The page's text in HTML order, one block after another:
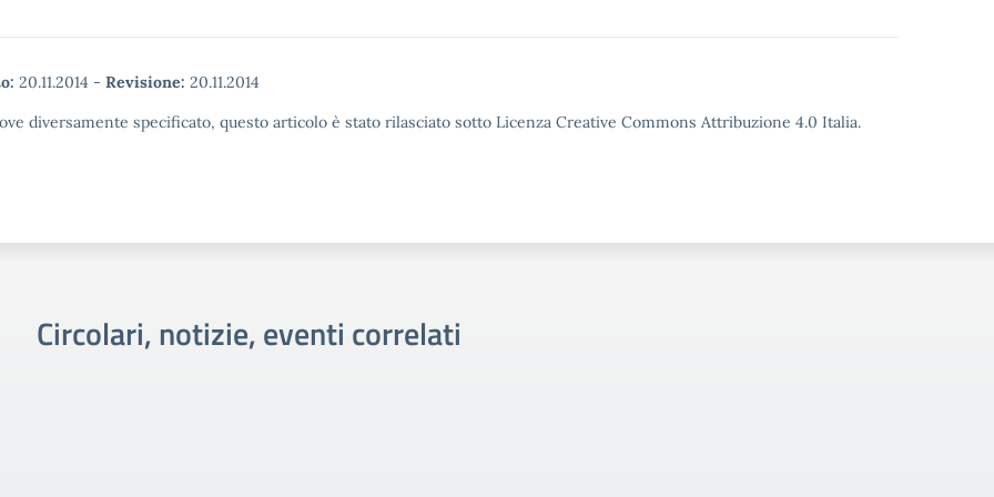
20.11.2014 - Revisione: 20.11.2014
diversamente specificato, questo articolo è stato rilasciato sotto Licenza Creative Commons Attribuzione 4.0 Italia.
Circolari, notizie, eventi correlati